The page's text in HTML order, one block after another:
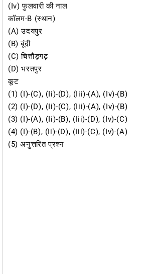
(iv) फुलवारी की नाल
कॉलम-B (स्थान)
(A) उदयपुर
(B) बूंदी
(C) चित्तौड़गढ़
(D) भरतपुर
कूट
(1) (i)-(C), (ii)-(D), (iii)-(A), (iv)-(B)
(2) (i)-(D), (ii)-(C), (iii)-(A), (iv)-(B)
(3) (i)-(A), (ii)-(B), (iii)-(D), (iv)-(C)
(4) (i)-(B), (ii)-(D), (iii)-(C), (iv)-(A)
(5) अनुत्तरित प्रश्न